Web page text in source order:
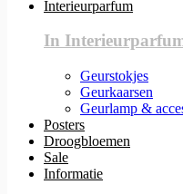
Interieurparfum
In
Geurstokjes
Geurkaarsen
Geurlamp &
Posters
Droogbloemen
Sale
Informatie